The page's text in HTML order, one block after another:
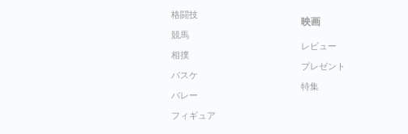
格闘技
競馬
相撲
バスケ
バレー
フィギュア
映画
レビュー
プレゼント
特集